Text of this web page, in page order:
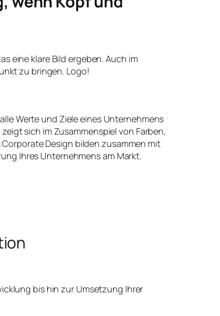
eine klare Bild ergeben. Auch im
zu bringen. Logo!
Werte und Ziele eines Unternehmens
sich im Zusammenspiel von Farben,
Design bilden zusammen mit
Ihres Unternehmens am Markt.
bis hin zur Umsetzung Ihrer